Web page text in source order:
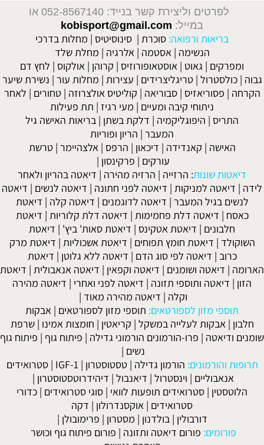
לפרטים וליצירת קשר בנייד: 052-8567140
או
במייל: kobisport@gmail.com
בריאות ורפואה: סוכרת | סינוסיטיס | מחלות בדרכי
הנשימה | אסטמה | אלרגיה | מחלת שלד
ומפרקים | גאוט | אוסטאופורוזיס | קרוהן | אולקוס | לחץ דם
גבוה |כולסטרול |טריגליצרידים | עצירות | מחלות עור | נשירת שיער
הקרחה | פסוריאזיס |סבוריאה | קוליטיס אולצרוזה |טחורים | לאחר
ניתוחי קיבה ומעיים | מעי רגיז | תת פעילות
התריס | היפוגליקמיה | דלקת בשתן | בריאות האישה גיל
המעבר | הריון ופוריות
האישה | קאנדידה | דיכאון | הרפס | אלצהיימר |טרשת
עורקים | פרקינסון |
דיאטות שונות: הרזייה | הרזיה מהירה | דיאטה בהריון ולאחר
לידה | דיאטה למניקות | דיאטה לפני חתונה | דיאטה לנשים | דיאטה
לנשים בגיל המעבר | דיאטה לדוגמנים | דיאטה קלה | דיאטת
כאסח | דיאטה דלת פחמימות | דיאטה דלת קלוריות | דיאטת
חלבונים | דיאטת אטקינס | דיאטת סאות' ביץ' | דיאטת
השוקולד | דיאטת חומץ תפוחים | דיאטת אשכוליות | דיאטת מרק
כרוב | דיאטה לפי סוג הדם | דיאטה ללא גלוטן | דיאטת
הארומה | דיאטה ושומנים | דיאטה וקפאין | דיאטה אנאבולית | דיאטת
הזון | דיאטה ותוספי תזונה | דיאטה לפני ואחרי | דיאטה מהירה
וקלה | דיאטה מהירה מאוד |
תוספי מזון לספורטאים: תוספי מזון לספורטאים | אבקות
חלבון | אבקות לעלייה במשקל | קריאטין | חומצות אמינו |שרפת
שומנים ודיאטה | פרו-הורמונים הורמוני גדילה | פיתוח גוף | פיתוח גוף
נשים |
תרופות והורמונים: הורמון גדילה |טסטוסטרון |
IGF-1
|סטרואידים
אנאבוליים | וינסטרול | דיאנבול | דיהידרוטסטוסטרון |
הלוטסטין | סטרואידים תופעות לוואי | סוגי סטרואידים | כדורי
סטרואידים | אוקסנדרולון | דקה
דורבולין | בולדנון | מסטרון | פרימובולן |
פורומים: פורום דיאטה ותזונה | פורום פיתוח גוף וכושר